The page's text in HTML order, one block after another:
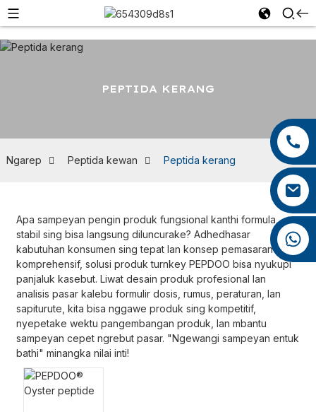
+86 13959222339
+86 0592 5599526
+86 18965423693
PEPTIDA KERANG
Ngarep Peptida kewan Peptida kerang
Apa sampeyan pengin produk fungsional kanthi formula
stabil sing bisa langsung diluncurake? Adhedhasar
kabutuhan konsumen sing tepat lan konsep pemasaran sing
komprehensif, solusi produk turnkey PEPDOO bisa nyukupi
panjaluk kasebut. Liwat desain produk profesional lan
analisis pasar kalebu formulir dosis, rumus, peraturan, lan
sapiturute, kita bisa nggawe produk sing kompetitif,
nyepetake wektu pangembangan produk, lan mbantu
sampeyan cepet ngrebut pasar. "Ngewangi sampeyan entuk
bathi" minangka nilai inti!